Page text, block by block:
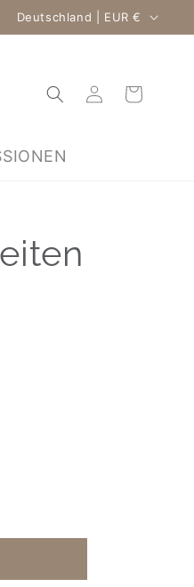
Land/Region Deutschland | EUR €
EinloggenWarenkorb